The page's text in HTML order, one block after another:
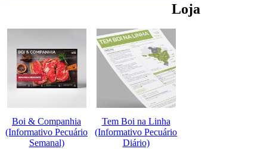
Loja
Boi & Companhia
(Informativo Pecuário
Semanal)
Tem Boi na Linha
(Informativo Pecuário
Diário)